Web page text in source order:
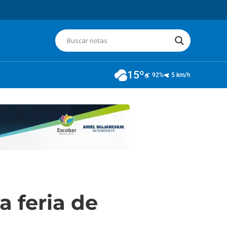
15º 92% 5 km/h
feria de